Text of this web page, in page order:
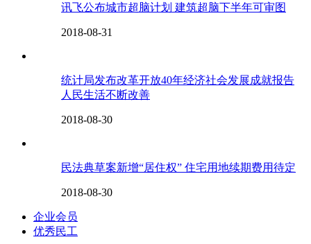
讯飞公布城市超脑计划 建筑超脑下半年可审图
2018-08-31
统计局发布改革开放40年经济社会发展成就报告
人民生活不断改善
2018-08-30
民法典草案新增“居住权” 住宅用地续期费用待定
2018-08-30
企业会员
优秀民工